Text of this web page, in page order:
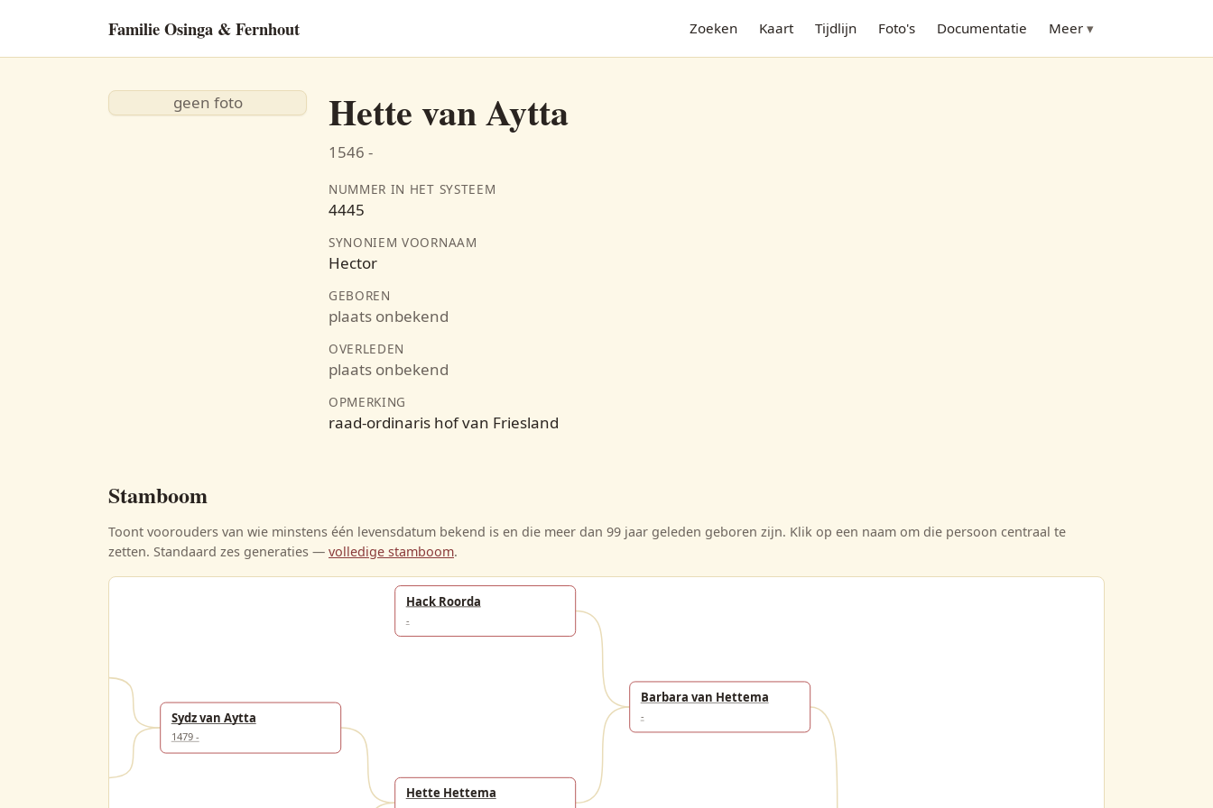
Familie Osinga & Fernhout Zoeken Kaart Tijdlijn Foto's Documentatie Meer
geen foto Hette van Aytta
1546 -
NUMMER IN HET SYSTEEM
4445
SYNONIEM VOORNAAM
Hector
GEBOREN
plaats onbekend
OVERLEDEN
plaats onbekend
OPMERKING
raad-ordinaris hof van Friesland
Stamboom
Toont voorouders van wie minstens één levensdatum bekend is en die meer dan 99 jaar geleden geboren zijn. Klik op een naam om die persoon centraal te
zetten. Standaard zes generaties — volledige stamboom.
Hack Roorda
-
Sydz van Aytta
1479 -
Hette Hettema
Barbara van Hettema
-